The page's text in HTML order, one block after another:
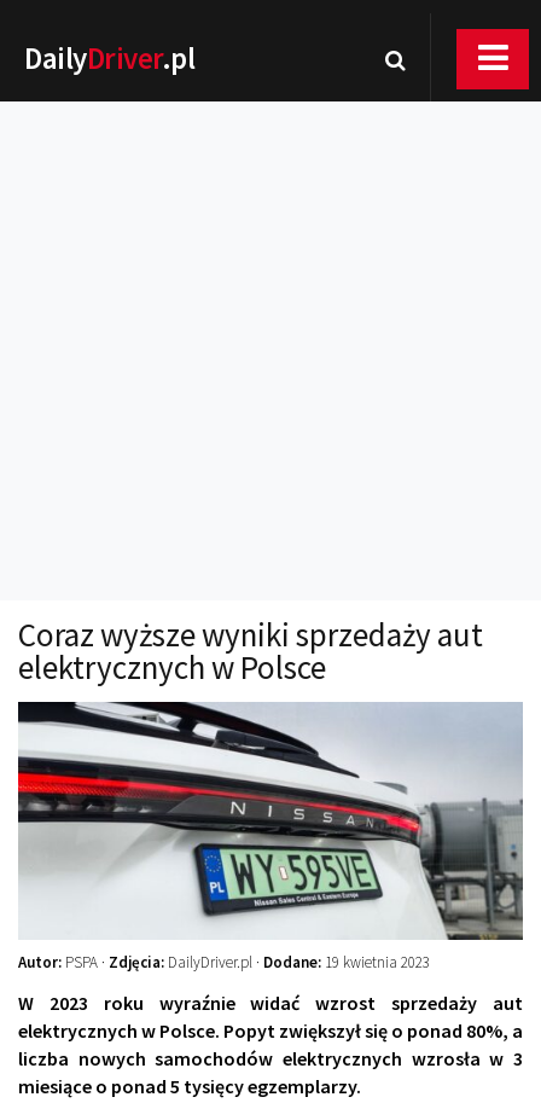
DailyDriver.pl
Technika jazdy
Oświetlenie
Kalkulatory
Przelicznik mocy
Auto z niemiec
Coraz wyższe wyniki sprzedaży aut
elektrycznych w Polsce
Autor: PSPA · Zdjęcia: DailyDriver.pl · Dodane: 19 kwietnia 2023
W 2023 roku wyraźnie widać wzrost sprzedaży aut
elektrycznych w Polsce. Popyt zwiększył się o ponad 80%, a
liczba nowych samochodów elektrycznych wzrosła w 3
miesiące o ponad 5 tysięcy egzemplarzy.